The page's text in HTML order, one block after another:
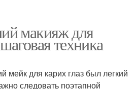
макияж для
техника
мейк для карих глаз был легкий
следовать поэтапной